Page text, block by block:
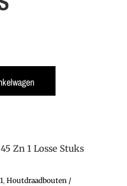
Zn 1 Losse Stuks
, Houtdraadbouten /